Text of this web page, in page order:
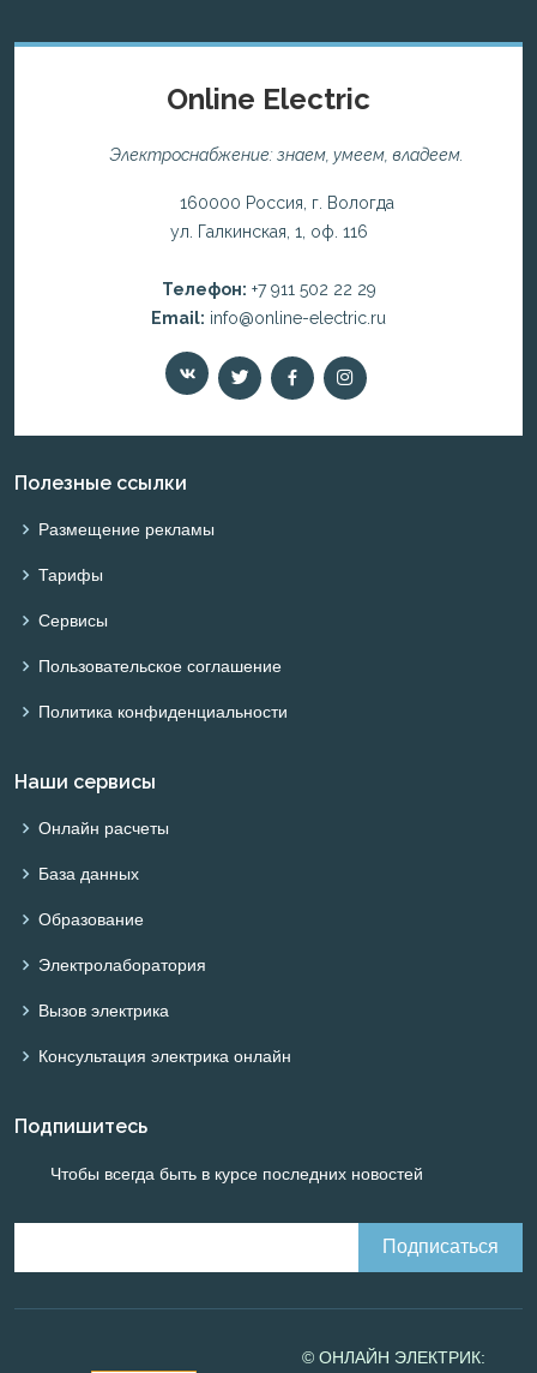
Online Electric
Электроснабжение: знаем, умеем, владеем.
160000 Россия, г. Вологда
ул. Галкинская, 1, оф. 116
Телефон: +7 911 502 22 29
Email: info@online-electric.ru
Полезные ссылки
Размещение рекламы
Тарифы
Сервисы
Пользовательское соглашение
Политика конфиденциальности
Наши сервисы
Онлайн расчеты
База данных
Образование
Электролаборатория
Вызов электрика
Консультация электрика онлайн
Подпишитесь
Чтобы всегда быть в курсе последних новостей
© ОНЛАЙН ЭЛЕКТРИК: